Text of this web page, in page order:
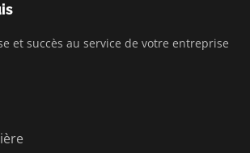
et succès au service de votre entreprise